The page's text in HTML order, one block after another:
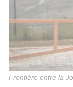
Frontière entre la